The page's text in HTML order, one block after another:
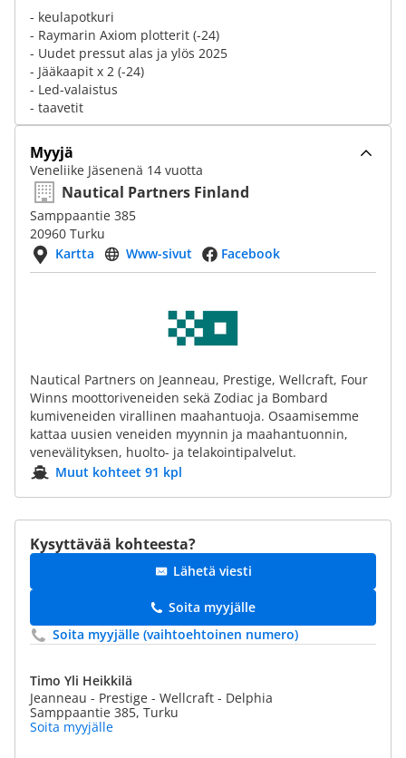
- keulapotkuri
- Raymarin Axiom plotterit (-24)
- Uudet pressut alas ja ylös 2025
- Jääkaapit x 2 (-24)
- Led-valaistus
- taavetit
Myyjä
Veneliike Jäsenenä 14 vuotta
Nautical Partners Finland
Samppaantie 385
20960 Turku
Kartta
Www-sivut Facebook
Nautical Partners on Jeanneau, Prestige, Wellcraft, Four
Winns moottoriveneiden sekä Zodiac ja Bombard
kumiveneiden virallinen maahantuoja. Osaamisemme
kattaa uusien veneiden myynnin ja maahantuonnin,
venevälityksen, huolto- ja telakointipalvelut.
Muut kohteet 91 kpl
Kysyttävää kohteesta?
Lähetä viesti
Soita myyjälle
Soita myyjälle (vaihtoehtoinen numero)
Timo Yli Heikkilä
Jeanneau - Prestige - Wellcraft - Delphia
Samppaantie 385, Turku
Soita myyjälle